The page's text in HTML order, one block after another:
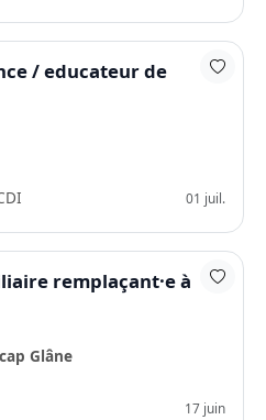
/ educateur de
01 juil.
remplaçant·e à
Glâne
17 juin